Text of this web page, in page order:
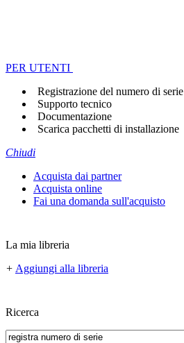
PER UTENTI
Registrazione del numero di serie
Supporto tecnico
Documentazione
Scarica pacchetti di installazione
Chiudi
Acquista dai partner
Acquista online
Fai una domanda sull'acquisto
La mia libreria
+ Aggiungi alla libreria
Ricerca